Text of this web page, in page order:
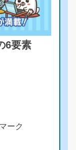
6要素
ーク